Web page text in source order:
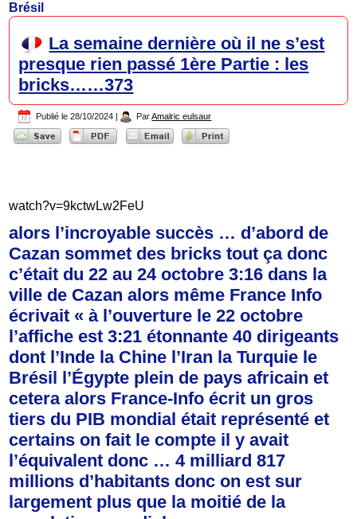
Brésil
La semaine dernière où il ne s’est
presque rien passé 1ère Partie : les
bricks……373
Publié le 28/10/2024 | Par Amalric eulsaur
watch?v=9kctwLw2FeU
alors l’incroyable succès … d’abord de
Cazan sommet des bricks tout ça donc
c’était du 22 au 24 octobre 3:16 dans la
ville de Cazan alors même France Info
écrivait « à l’ouverture le 22 octobre
l’affiche est 3:21 étonnante 40 dirigeants
dont l’Inde la Chine l’Iran la Turquie le
Brésil l’Égypte plein de pays africain et
cetera alors France-Info écrit un gros
tiers du PIB mondial était représenté et
certains on fait le compte il y avait
l’équivalent donc … 4 milliard 817
millions d’habitants donc on est sur
largement plus que la moitié de la